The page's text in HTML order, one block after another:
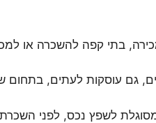
בתי קפה להשכרה או
גם עוסקות לעתים, בתחום
לשפץ נכס, לפני